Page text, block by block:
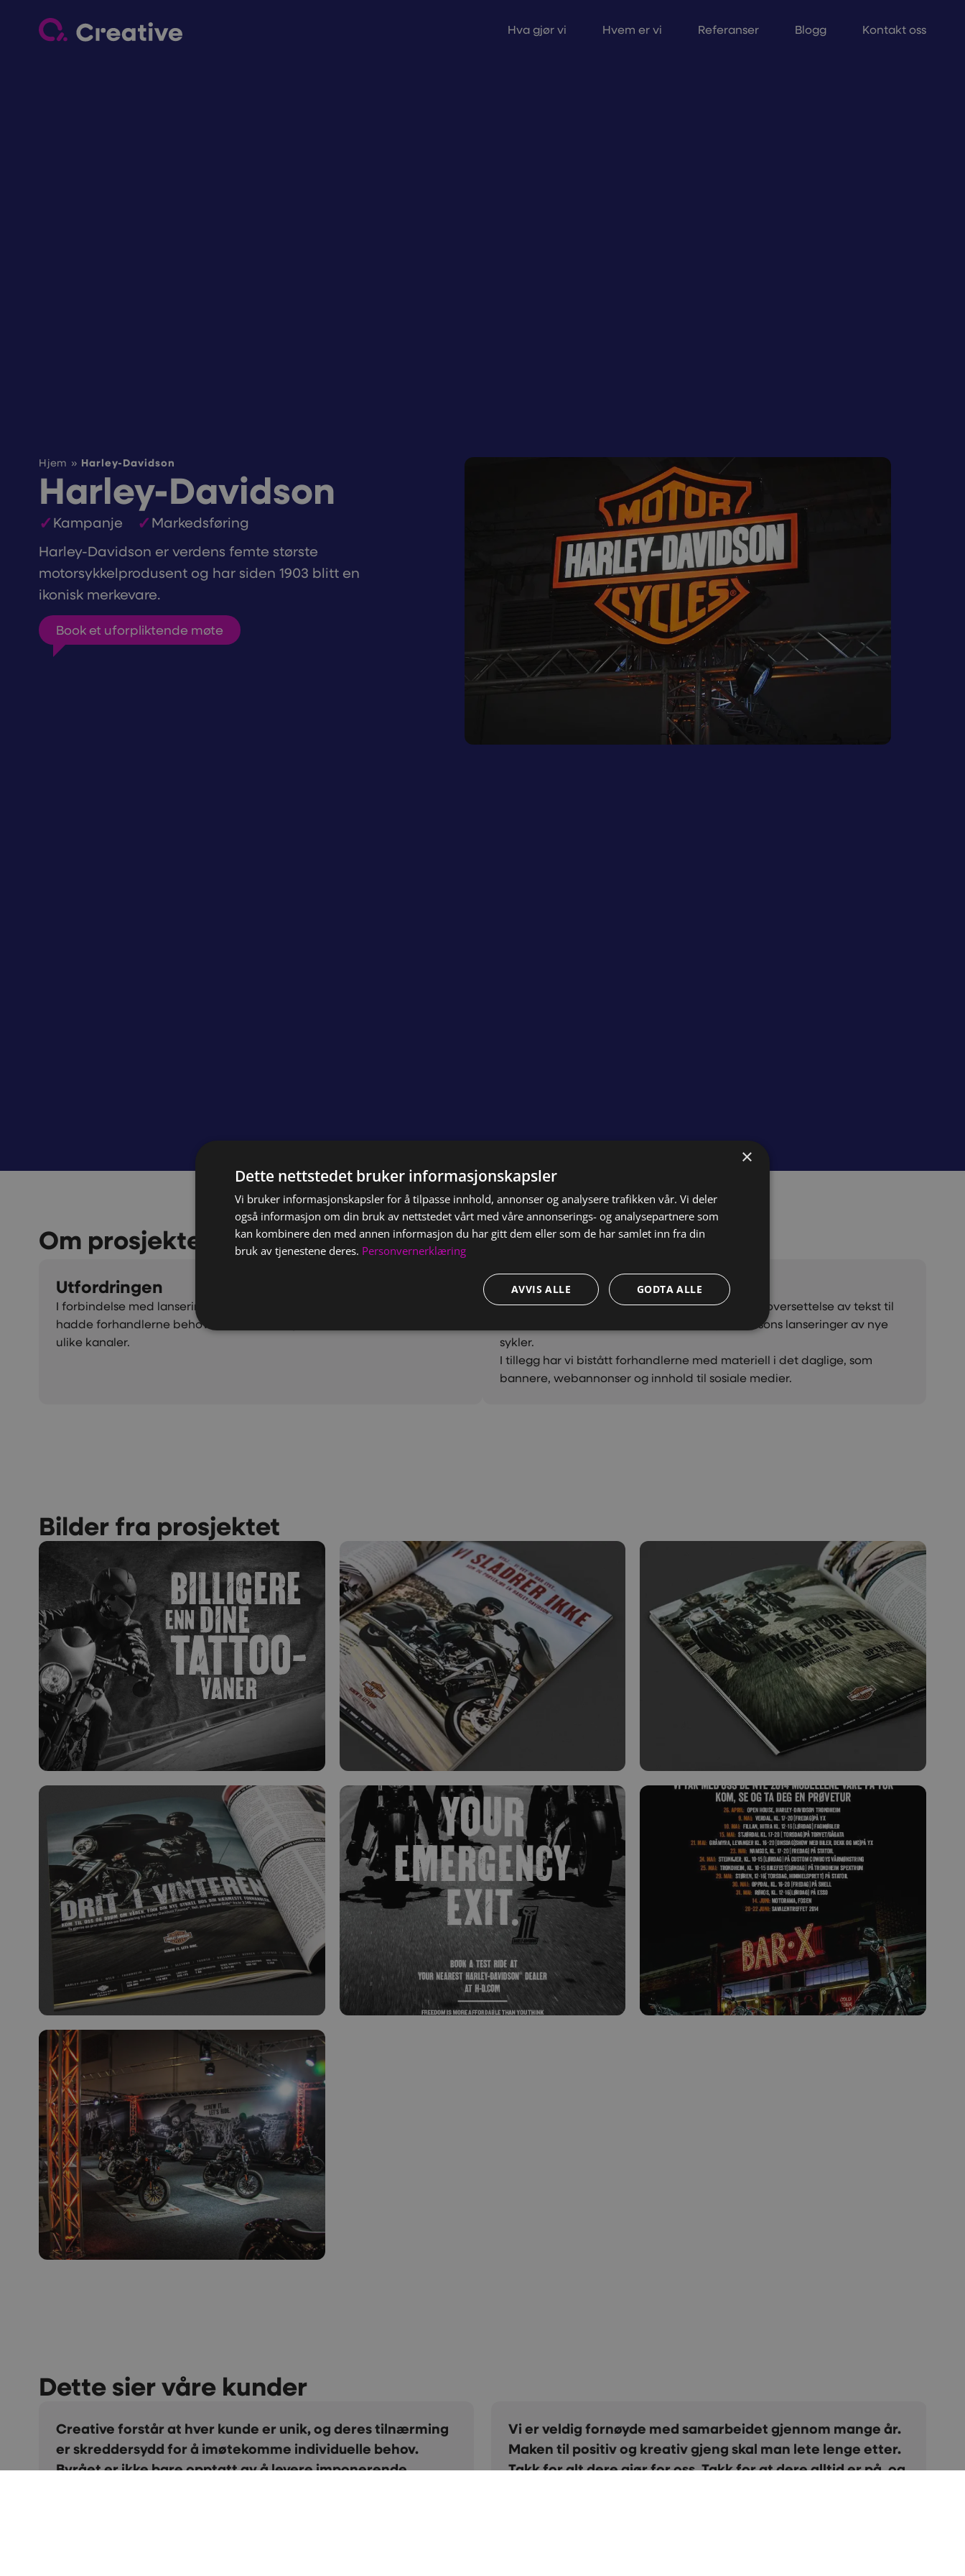
Hva gjør vi Hvem er vi Referanser Blogg Kontakt oss
Hjem » Harley-Davidson
Harley-Davidson
Kampanje
Markedsføring
Harley-Davidson er verdens femte største
motorsykkelprodusent og har siden 1903 blitt en
ikonisk merkevare.
Book et uforpliktende møte
Om prosjektet
Utfordringen
I forbindelse med lanseringer av nye sykler og løpende markedsføring
hadde forhandlerne behov for materiell og innhold som kunne brukes i
ulike kanaler.
Løsningen
Vi i Creative har håndtert alt fra annonsering til oversettelse av tekst til
sosiale medier i forbindelse med Harley-Davidsons lanseringer av nye
sykler.
I tillegg har vi bistått forhandlerne med materiell i det daglige, som
bannere, webannonser og innhold til sosiale medier.
Bilder fra prosjektet
Dette sier våre kunder
Vi er veldig fornøyde med samarbeidet gjennom mange år.
Maken til positiv og kreativ gjeng skal man lete lenge etter.
Takk for alt dere gjør for oss. Takk for at dere alltid er på, og
Vi har et veldig godt samarbeid med Creative. Gjennom
samarbeidet har vi fått bedre synlighet på nettet, flere
treff i søkemotorer og økt trafikk til våre nettsider. Vi er
×
Dette nettstedet bruker informasjonskapsler
Vi bruker informasjonskapsler for å tilpasse innhold, annonser og analysere trafikken vår. Vi deler
også informasjon om din bruk av nettstedet vårt med våre annonserings- og analysepartnere som
kan kombinere den med annen informasjon du har gitt dem eller som de har samlet inn fra din
bruk av tjenestene deres. Personvernerklæring
GODTA ALLE
AVVIS ALLE